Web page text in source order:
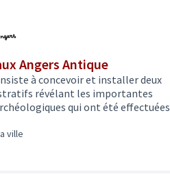
Angers Antique
à concevoir et installer deux
révélant les importantes
qui ont été effectuées
ville